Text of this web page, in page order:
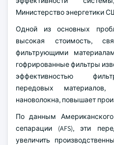
Министерство энергетики
Одной из основных
высокая стоимость,
фильтрующими
гофрированные фильтры
эффективностью
передовых
нановолокна, повышает
По данным
сепарации (AFS), эти
увеличить